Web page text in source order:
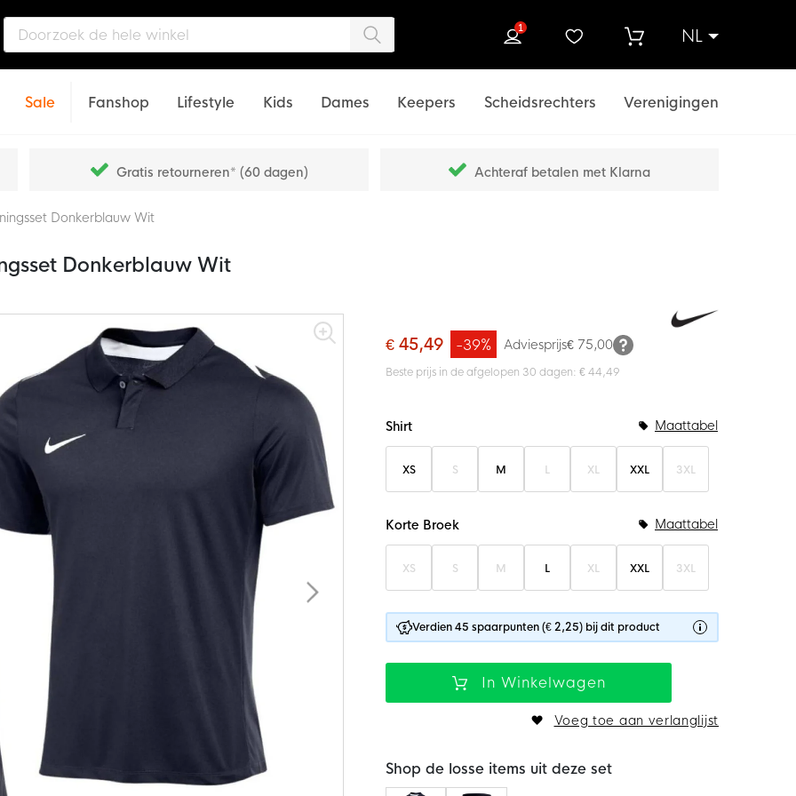
NL
1
Sale Fanshop Lifestyle Kids Dames Keepers Scheidsrechters Verenigingen
Gratis retourneren* (60 dagen) Achteraf betalen met Klarna
Donkerblauw Wit
Donkerblauw Wit
€ 45,49 Adviesprijs€ 75,00
-39%
Beste prijs in de afgelopen 30 dagen: € 44,49
Bundelopties
Shirt Maattabel
XS S M L XL XXL 3XL
Korte Broek Maattabel
XS S M L XL XXL 3XL
Verdien 45 spaarpunten (€ 2,25) bij dit product
In Winkelwagen
Voeg toe aan verlanglijst
Shop de losse items uit deze set